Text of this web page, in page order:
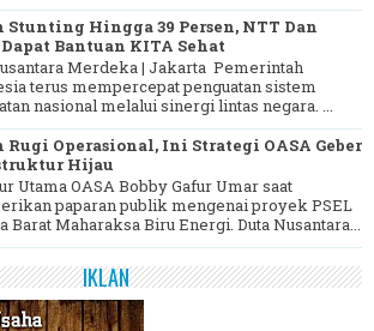
Stunting Hingga 39 Persen, NTT Dan
Bantuan KITA Sehat
Merdeka | Jakarta Pemerintah
terus mempercepat penguatan sistem
nasional melalui sinergi lintas negara. ...
Rugi Operasional, Ini Strategi OASA Geber
Hijau
Utama OASA Bobby Gafur Umar saat
paparan publik mengenai proyek PSEL
Barat Maharaksa Biru Energi. Duta Nusantara...
IKLAN